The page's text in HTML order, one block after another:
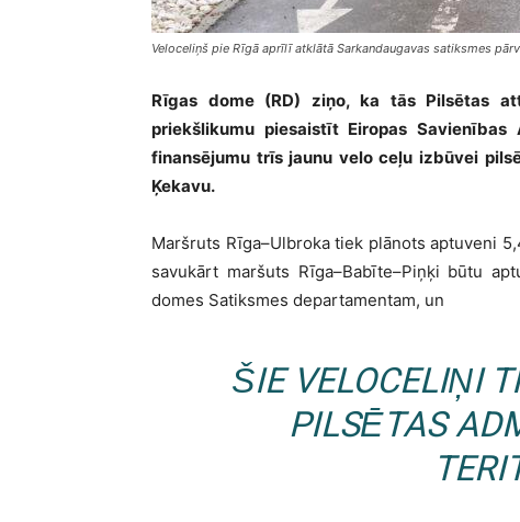
Veloceliņš pie Rīgā aprīlī atklātā Sarkandaugavas satiksmes
Rīgas dome (RD) ziņo, ka tās Pilsētas
priekšlikumu piesaistīt Eiropas Savienības
finansējumu trīs jaunu velo ceļu izbūvei
Ķekavu.
Maršruts Rīga–Ulbroka tiek plānots aptuveni
savukārt maršuts Rīga–Babīte–Piņķi būtu
domes Satiksmes departamentam, un
ŠIE VELOCELIŅI
PILSĒTAS